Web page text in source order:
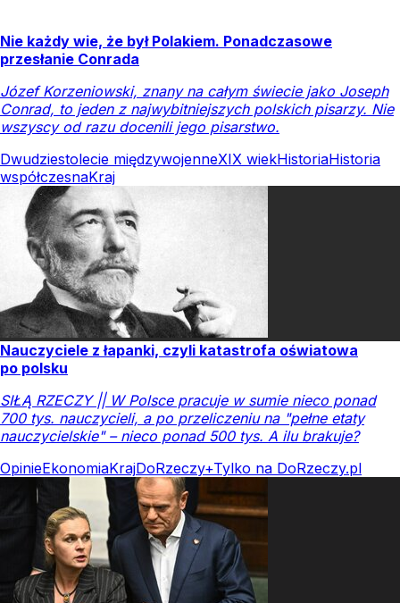
Nie każdy wie, że był Polakiem. Ponadczasowe
przesłanie Conrada
Józef Korzeniowski, znany na całym świecie jako Joseph
Conrad, to jeden z najwybitniejszych polskich pisarzy. Nie
wszyscy od razu docenili jego pisarstwo.
Dwudziestolecie międzywojenneXIX wiekHistoriaHistoria
współczesnaKraj
Nauczyciele z łapanki, czyli katastrofa oświatowa
po polsku
SIŁĄ RZECZY || W Polsce pracuje w sumie nieco ponad
700 tys. nauczycieli, a po przeliczeniu na "pełne etaty
nauczycielskie" – nieco ponad 500 tys. A ilu brakuje?
OpinieEkonomiaKrajDoRzeczy+Tylko na DoRzeczy.pl